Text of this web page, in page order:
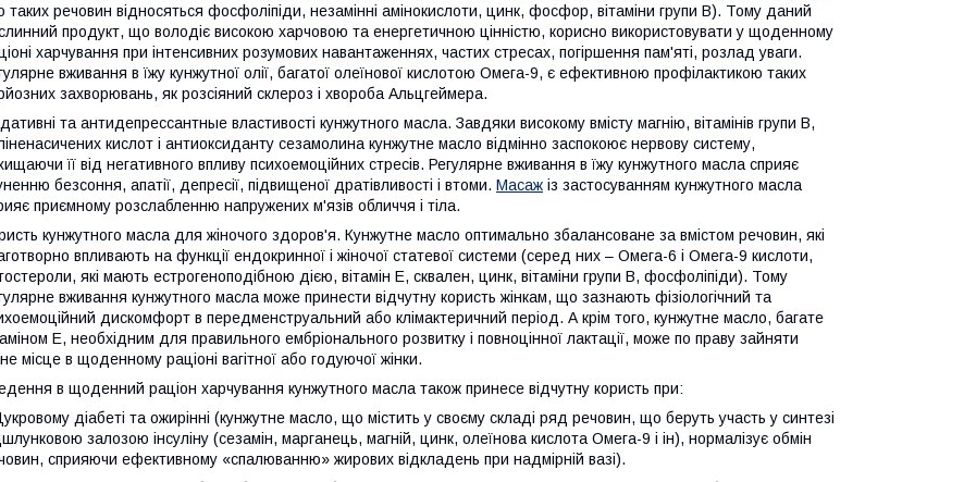
таких речовин відносяться фосфоліпіди, незамінні амінокислоти, цинк, фосфор, вітаміни групи B). Тому даний
продукт, що володіє високою харчовою та енергетичною цінністю, корисно використовувати у щоденному
харчування при інтенсивних розумових навантаженнях, частих стресах, погіршення пам'яті, розлад уваги.
вживання в їжу кунжутної олії, багатої олеїнової кислотою Омега-9, є ефективною профілактикою таких
захворювань, як розсіяний склероз і хвороба Альцгеймера.
та антидепрессантные властивості кунжутного масла. Завдяки високому вмісту магнію, вітамінів групи B,
кислот і антиоксиданту сезамолина кунжутне масло відмінно заспокоює нервову систему,
її від негативного впливу психоемоційних стресів. Регулярне вживання в їжу кунжутного масла сприяє
безсоння, апатії, депресії, підвищеної дратівливості і втоми. Масаж із застосуванням кунжутного масла
приємному розслабленню напружених м'язів обличчя і тіла.
кунжутного масла для жіночого здоров'я. Кунжутне масло оптимально збалансоване за вмістом речовин, які
впливають на функції ендокринної і жіночої статевої системи (серед них – Омега-6 і Омега-9 кислоти,
які мають естрогеноподібною дією, вітамін Е, сквален, цинк, вітаміни групи B, фосфоліпіди). Тому
вживання кунжутного масла може принести відчутну користь жінкам, що зазнають фізіологічний та
дискомфорт в передменструальний або клімактеричний період. А крім того, кунжутне масло, багате
Е, необхідним для правильного ембріонального розвитку і повноцінної лактації, може по праву зайняти
місце в щоденному раціоні вагітної або годуючої жінки.
в щоденний раціон харчування кунжутного масла також принесе відчутну користь при:
діабеті та ожирінні (кунжутне масло, що містить у своєму складі ряд речовин, що беруть участь у синтезі
залозою інсуліну (сезамін, марганець, магній, цинк, олеїнова кислота Омега-9 і ін), нормалізує обмін
сприяючи ефективному «спалюванню» жирових відкладень при надмірній вазі).